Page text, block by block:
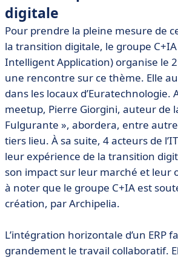
digitale
Pour prendre la pleine mesure de
la transition digitale, le groupe
Intelligent Application) organise le
une rencontre sur ce thème. Elle
dans les locaux d’Euratechnologie.
meetup, Pierre Giorgini, auteur de
Fulgurante », abordera, entre
tiers lieu. À sa suite, 4 acteurs de
leur expérience de la transition
son impact sur leur marché et leur
à noter que le groupe C+IA est
création, par Archipelia.
L’intégration horizontale d’un ERP
grandement le travail collaboratif.